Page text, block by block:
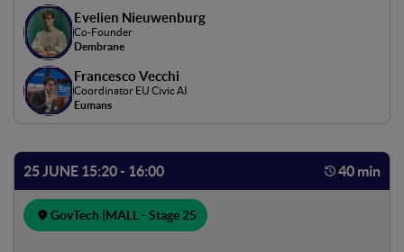
delineano per il futuro della democrazia.
Evelien Nieuwenburg
Co-Founder
Dembrane
Francesco Vecchi
Coordinator EU Civic AI
Eumans
25 JUNE 15:20 - 16:00 40 min
GovTech | MALL - Stage 25